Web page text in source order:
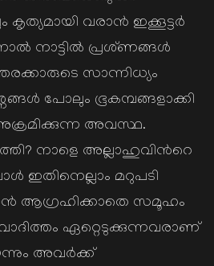
കൃത്യമായി വരാന്‍ ഇക്കൂട്ടര്‍
നാട്ടില്‍ പ്രശ്ണങ്ങള്‍
സാന്നിധ്യം
പോലും ഭൂകമ്പങ്ങളാക്കി
അക്രമിക്കുന്ന അവസ്ഥ.
നാളെ അല്ലാഹുവിന്‍റെ
ഇതിനെല്ലാം മറുപടി
താന്‍ ആഗ്രഹിക്കാതെ സമൂഹം
ഏറ്റെടുക്കുന്നവരാണ്
അവര്‍ക്ക്